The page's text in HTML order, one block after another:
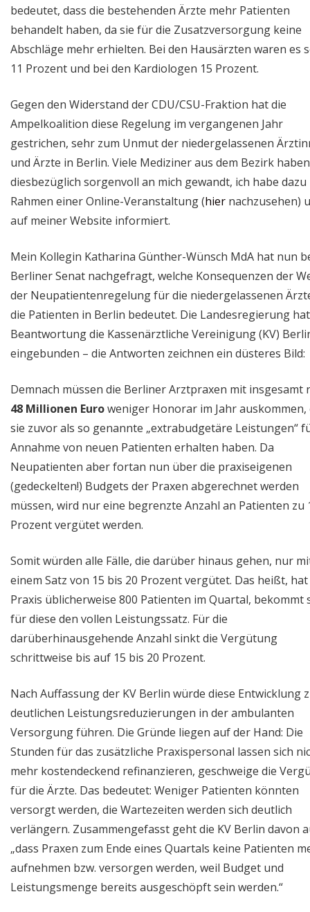
bedeutet, dass die bestehenden Ärzte mehr Patienten
behandelt haben, da sie für die Zusatzversorgung keine
Abschläge mehr erhielten. Bei den Hausärzten waren es
11 Prozent und bei den Kardiologen 15 Prozent.
Gegen den Widerstand der CDU/CSU-Fraktion hat die
Ampelkoalition diese Regelung im vergangenen Jahr
gestrichen, sehr zum Unmut der niedergelassenen
und Ärzte in Berlin. Viele Mediziner aus dem Bezirk
diesbezüglich sorgenvoll an mich gewandt, ich habe dazu
Rahmen einer Online-Veranstaltung (hier nachzusehen)
auf meiner Website informiert.
Mein Kollegin Katharina Günther-Wünsch MdA hat nun
Berliner Senat nachgefragt, welche Konsequenzen der
der Neupatientenregelung für die niedergelassenen
die Patienten in Berlin bedeutet. Die Landesregierung
Beantwortung die Kassenärztliche Vereinigung (KV)
eingebunden – die Antworten zeichnen ein düsteres Bild:
Demnach müssen die Berliner Arztpraxen mit insgesamt
48 Millionen Euroweniger Honorar im Jahr auskommen,
sie zuvor als so genannte „extrabudgetäre Leistungen“
Annahme von neuen Patienten erhalten haben. Da
Neupatienten aber fortan nun über die praxiseigenen
(gedeckelten!) Budgets der Praxen abgerechnet werden
müssen, wird nur eine begrenzte Anzahl an Patienten zu
Prozent vergütet werden.
Somit würden alle Fälle, die darüber hinaus gehen, nur
einem Satz von 15 bis 20 Prozent vergütet. Das heißt,
Praxis üblicherweise 800 Patienten im Quartal, bekommt
für diese den vollen Leistungssatz. Für die
darüberhinausgehende Anzahl sinkt die Vergütung
schrittweise bis auf 15 bis 20 Prozent.
Nach Auffassung der KV Berlin würde diese Entwicklung
deutlichen Leistungsreduzierungen in der ambulanten
Versorgung führen. Die Gründe liegen auf der Hand: Die
Stunden für das zusätzliche Praxispersonal lassen sich
mehr kostendeckend refinanzieren, geschweige die
für die Ärzte. Das bedeutet: Weniger Patienten könnten
versorgt werden, die Wartezeiten werden sich deutlich
verlängern. Zusammengefasst geht die KV Berlin davon
„dass Praxen zum Ende eines Quartals keine Patienten
aufnehmen bzw. versorgen werden, weil Budget und
Leistungsmenge bereits ausgeschöpft sein werden.“